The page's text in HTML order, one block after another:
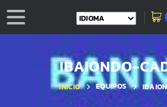
IBAIONDO-
INICIO EQUIPOS